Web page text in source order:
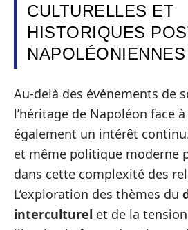
CULTURELLES ET
HISTORIQUES
NAPOLÉONIENNES
Au-delà des événements de
l’héritage de Napoléon face
également un intérêt
et même politique moderne
dans cette complexité des
L’exploration des thèmes du
interculturel et de la